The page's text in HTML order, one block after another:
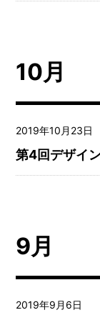
10月
2019年10月23日
第4回デザイ
9月
2019年9月6日